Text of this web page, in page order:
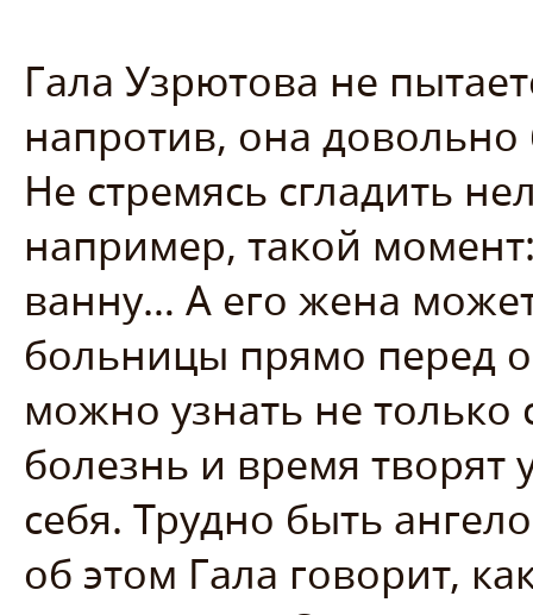
Гала Узрютова не
напротив, она
Не стремясь сгладить
например, такой
ванну… А его жена
больницы прямо перед
можно узнать не только
болезнь и время
себя. Трудно быть
об этом Гала говорит,